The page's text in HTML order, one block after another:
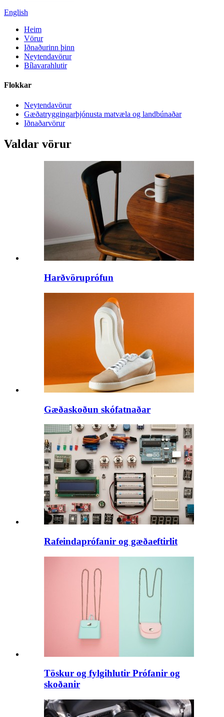
English
Heim
Vörur
Iðnaðurinn þinn
Neytendavörur
Bílavarahlutir
Flokkar
Neytendavörur
Gæðatryggingarþjónusta matvæla og landbúnaðar
Iðnaðarvörur
Valdar vörur
Harðvöruprófun
Gæðaskoðun skófatnaðar
Rafeindaprófanir og gæðaeftirlit
Töskur og fylgihlutir Prófanir og
skoðanir